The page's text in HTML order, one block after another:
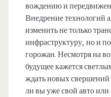
вождению и
Внедрение технологий
изменить не только
инфраструктуру, но и
горожан. Несмотря на
будущее кажется
ждать новых свершений
ли вы уже свой авто или